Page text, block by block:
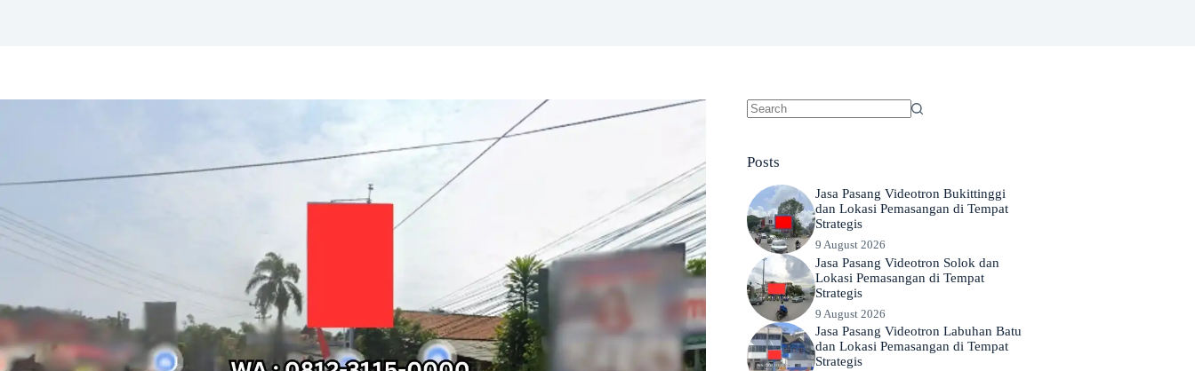
Posts
Jasa Pasang Videotron Bukittinggi
dan Lokasi Pemasangan di Tempat
Strategis
9 August 2026
Jasa Pasang Videotron Solok dan
Lokasi Pemasangan di Tempat
Strategis
9 August 2026
Jasa Pasang Videotron Labuhan Batu
dan Lokasi Pemasangan di Tempat
Strategis